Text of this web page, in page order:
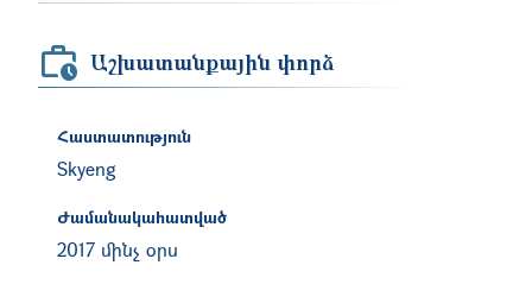
Աշխատանքային փորձ
Հաստատություն
Skyeng
Ժամանակահատված
2017 մինչ օրս